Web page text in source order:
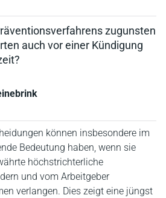
zugunsten
auch vor einer Kündigung
können insbesondere im
Bedeutung haben, wenn sie
höchstrichterliche
und vom Arbeitgeber
verlangen. Dies zeigt eine jüngst